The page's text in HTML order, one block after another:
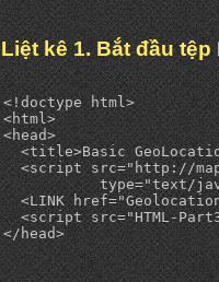
Liệt kê 1. Bắt đầu tệp
<!doctype html>
<html>
<head>
<title>Basic
<script src="http://
type="text/
<LINK
<script src="HTML-